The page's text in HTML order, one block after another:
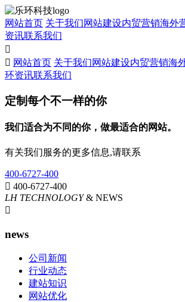
网站首页 关于我们网站建设内贸营销海外
资讯联系我们

 网站首页 关于我们网站建设内贸营销海
环资讯联系我们
定制每个不一样的你
我们适合为不同的你，做最适合的网站。
有关我们服务的更多信息,请联系
400-6727-400
 400-6727-400
LH TECHNOLOGY& NEWS

news
公司新闻
行业动态
建站知识
网站优化